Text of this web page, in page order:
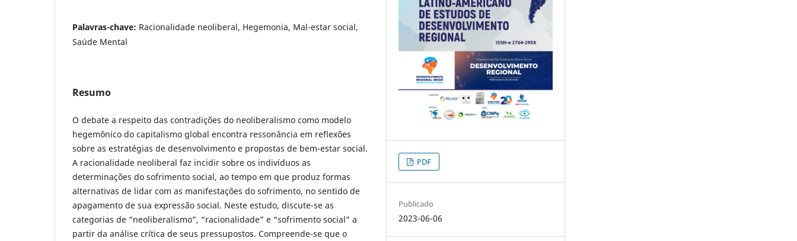
Palavras-chave: Racionalidade neoliberal, Hegemonia, Mal-estar social,
Saúde Mental
Resumo
O debate a respeito das contradições do neoliberalismo como modelo
hegemônico do capitalismo global encontra ressonância em reflexões
sobre as estratégias de desenvolvimento e propostas de bem-estar social.
A racionalidade neoliberal faz incidir sobre os indivíduos as
determinações do sofrimento social, ao tempo em que produz formas
alternativas de lidar com as manifestações do sofrimento, no sentido de
apagamento de sua expressão social. Neste estudo, discute-se as
categorias de “neoliberalismo”, “racionalidade” e “sofrimento social” a
partir da análise crítica de seus pressupostos. Compreende-se que o
PDF
Publicado
2023-06-06